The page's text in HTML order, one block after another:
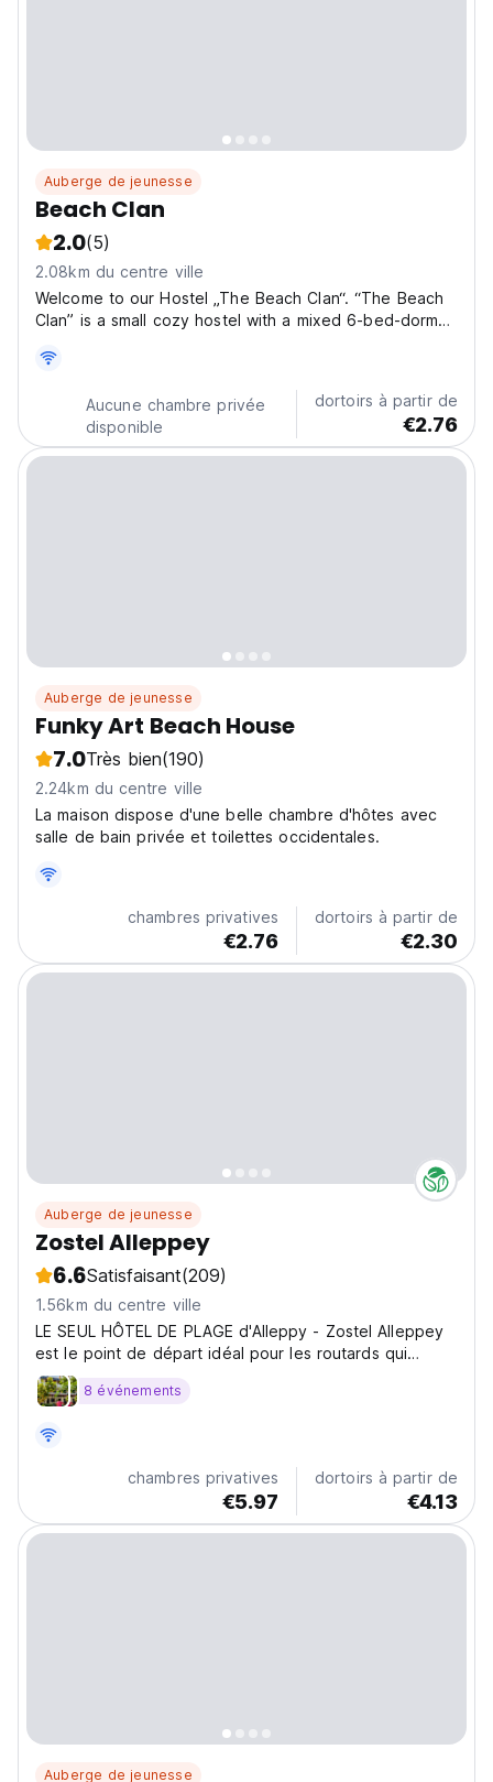
Auberge de jeunesse
Beach Clan
2.0(5)
2.08km du centre ville
Welcome to our Hostel „The Beach Clan“. “The Beach
Clan” is a small cozy hostel with a mixed 6-bed-dorm
of Alleppey. In our 6-bed-dorm our guests can also
enjoy the beautiful sea view and free WiFi. Our...
Aucune chambre privée
disponible
dortoirs à partir de
€2.76
Auberge de jeunesse
Funky Art Beach House
7.0Très bien(190)
2.24km du centre ville
La maison dispose d'une belle chambre d'hôtes avec
salle de bain privée et toilettes occidentales.
chambres privatives
€2.76
dortoirs à partir de
€2.30
Auberge de jeunesse
Zostel Alleppey
6.6Satisfaisant(209)
1.56km du centre ville
LE SEUL HÔTEL DE PLAGE d'Alleppy - Zostel Alleppey
est le point de départ idéal pour les routards qui
souhaitent explorer la plage d'Alleppey et les célèbres
backwaters.8 événements
chambres privatives
€5.97
dortoirs à partir de
€4.13
Auberge de jeunesse